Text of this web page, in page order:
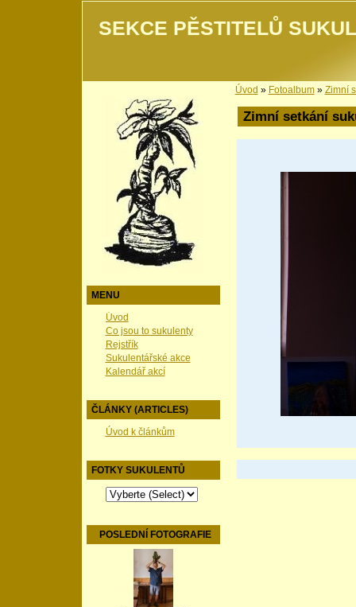
SEKCE PĚSTITELŮ
MENU
Úvod
Co jsou to sukulenty
Rejstřík
Sukulentářské akce
Kalendář akcí
ČLÁNKY (ARTICLES)
Úvod k článkům
FOTKY SUKULENTŮ
POSLEDNÍ FOTOGRAFIE
Úvod » Fotoalbum» Zimní
Zimní setkání